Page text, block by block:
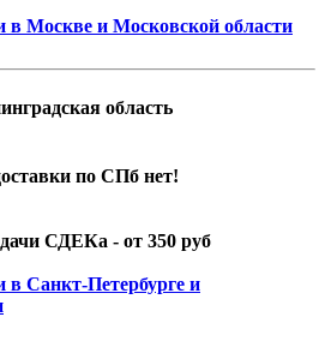
в Москве и Московской области
область
по СПб нет!
СДЕКа - от 350 руб
в Санкт-Петербурге и